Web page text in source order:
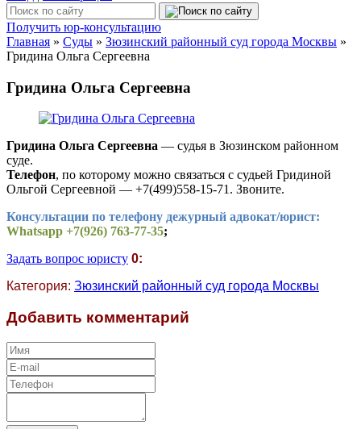
Получить юр-консультацию
Главная » Суды » Зюзинский районный суд города Москвы »
Гридина Ольга Сергеевна
Гридина Ольга Сергеевна
Гридина Ольга Сергеевна — судья в Зюзинском районном
суде.
Телефон, по которому можно связаться с судьей Гридиной
Ольгой Сергеевной — +7(499)558-15-71. Звоните.
Консультации по телефону дежурный адвокат/юрист:
Whatsapp +7(926) 763-77-35;
Задать вопрос юристу 0:
Категория: Зюзинский районный суд города Москвы
Добавить комментарий